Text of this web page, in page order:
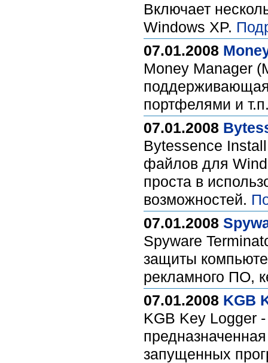
Включает
Windows XP.
07.01.2008
Money Manager
поддерживающая
портфелями и
07.01.2008
Bytessence
файлов для
проста в
возможностей.
07.01.2008
Spyware
защиты
рекламного ПО,
07.01.2008 KGB
KGB Key Logger
запущенных